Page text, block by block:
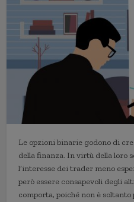
Le opzioni binarie godono di
della finanza. In virtù della loro
l’interesse dei trader meno
però essere consapevoli degli
comporta, poiché non è